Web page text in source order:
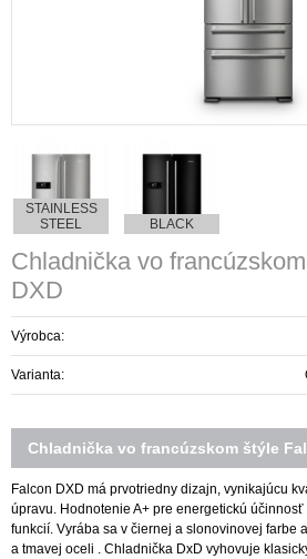
STAINLESS
STEEL
BLACK
Chladnička vo
DXD
Výrobca:
Varianta:
Chladnička vo francúzskom štýle
Falcon DXD má prvotriedny dizajn, vynikajúcu
úpravu. Hodnotenie A+ pre energetickú
funkcií. Vyrába sa v čiernej a slonovinovej farbe
a tmavej oceli . Chladnička DxD vyhovuje